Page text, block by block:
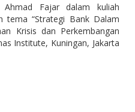
Ahmad Fajar dalam kuliah
tema “Strategi Bank Dalam
Krisis dan Perkembangan
Institute, Kuningan, Jakarta